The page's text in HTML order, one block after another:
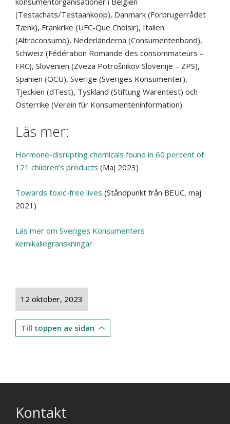
(Testachats/Testaankoop), Danmark (Forbrugerrådet
Tænk), Frankrike (UFC-Que Choisir), Italien
(Altroconsumo), Nederländerna (Consumentenbond),
Schweiz (Fédération Romande des consommateurs –
FRC), Slovenien (Zveza Potrošnikov Slovenije – ZPS),
Spanien (OCU), Sverige (Sveriges Konsumenter),
Tjeckien (dTest), Tyskland (Stiftung Warentest) och
Österrike (Verein für Konsumenteninformation).
Läs mer:
Hormone-disrupting chemicals found in 60 percent of
121 children’s products (Maj 2023)
Towards toxic-free lives (Ståndpunkt från BEUC, maj
2021)
Läs mer om Sveriges Konsumenters
kemikaliegranskningar
12 oktober, 2023
Till toppen av sidan
Kontakt